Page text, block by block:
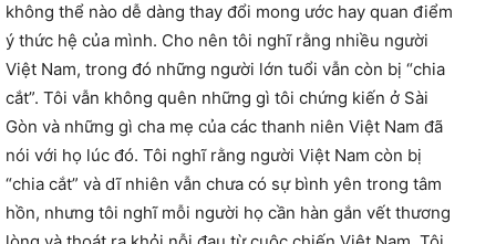
không thể nào dễ dàng thay đổi mong ước hay quan điểm
ý thức hệ của mình. Cho nên tôi nghĩ rằng nhiều người
Việt Nam, trong đó những người lớn tuổi vẫn còn bị “chia
cắt”. Tôi vẫn không quên những gì tôi chứng kiến ở Sài
Gòn và những gì cha mẹ của các thanh niên Việt Nam đã
nói với họ lúc đó. Tôi nghĩ rằng người Việt Nam còn bị
“chia cắt” và dĩ nhiên vẫn chưa có sự bình yên trong tâm
hồn, nhưng tôi nghĩ mỗi người họ cần hàn gắn vết thương